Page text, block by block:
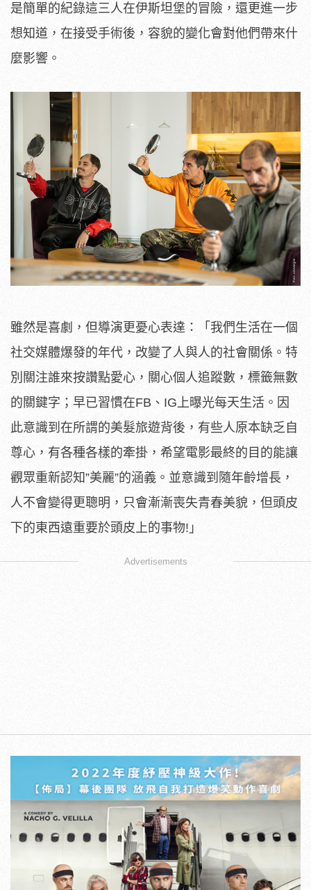
是簡單的紀錄這三人在伊斯坦堡的冒險，還更進一步
想知道， 在接受手術後，容貌的變化會對他們帶來什
麼影響。
雖然是喜劇，但導演更憂心表達：「 我們生活在一個
社交媒體爆發的年代，改變了人與人的社會關係。 特
別關注誰來按讚點愛心，關心個人追蹤數，標籤無數
的關鍵字； 早已習慣在FB、IG上曝光每天生活。 因
此意識到在所謂的美髮旅遊背後，有些人原本缺乏自
尊心， 有各種各樣的牽掛，希望電影最終的目的能讓
觀眾重新認知”美麗”的涵義。並意識到隨年齡增長，
人不會變得更聰明， 只會漸漸喪失青春美貌，但頭皮
下的東西遠重要於頭皮上的事物!」
Advertisements